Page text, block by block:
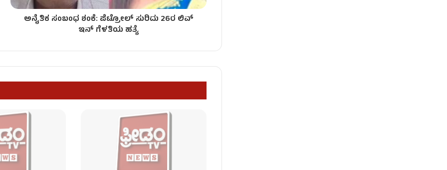
ಟ್ರ್ಯಾಪ್’ ಆತಂಕ!
ಅನೈತಿಕ ಸಂಬಂಧ ಶಂಕೆ: ಪೆಟ್ರೋಲ್ ಸುರಿದು 26ರ ಲಿವ್
ಇನ್ ಗೆಳತಿಯ ಹತ್ಯೆ